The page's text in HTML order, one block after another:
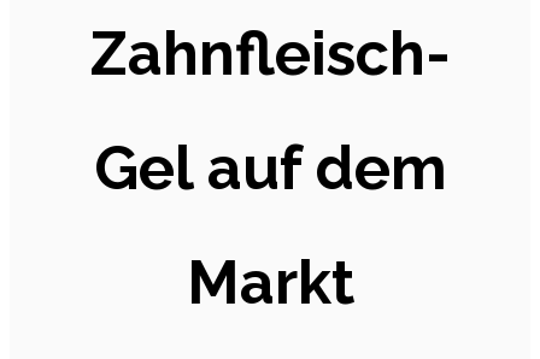
Zahnfleisch-
Gel auf dem
Markt